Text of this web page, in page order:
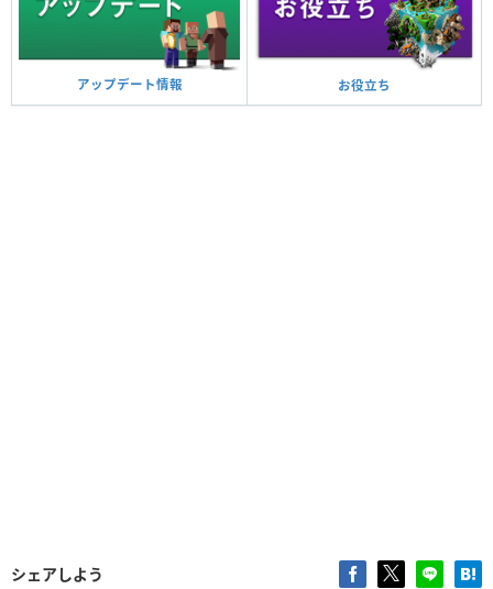
アップデート情報 お役立ち
シェアしよう